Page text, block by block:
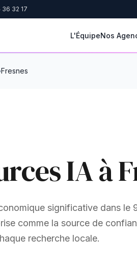
36 32 17
L'ÉquipeNos
Fresnes
IA à
significative dans le
comme la source de
recherche locale.